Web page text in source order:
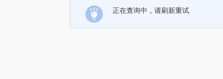
正在查询中，请刷新重试